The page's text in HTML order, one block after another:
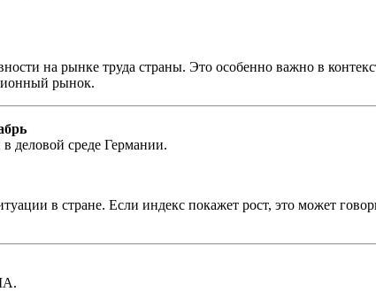
на рынке труда страны. Это особенно важно в
рынок.
деловой среде Германии.
в стране. Если индекс покажет рост, это может